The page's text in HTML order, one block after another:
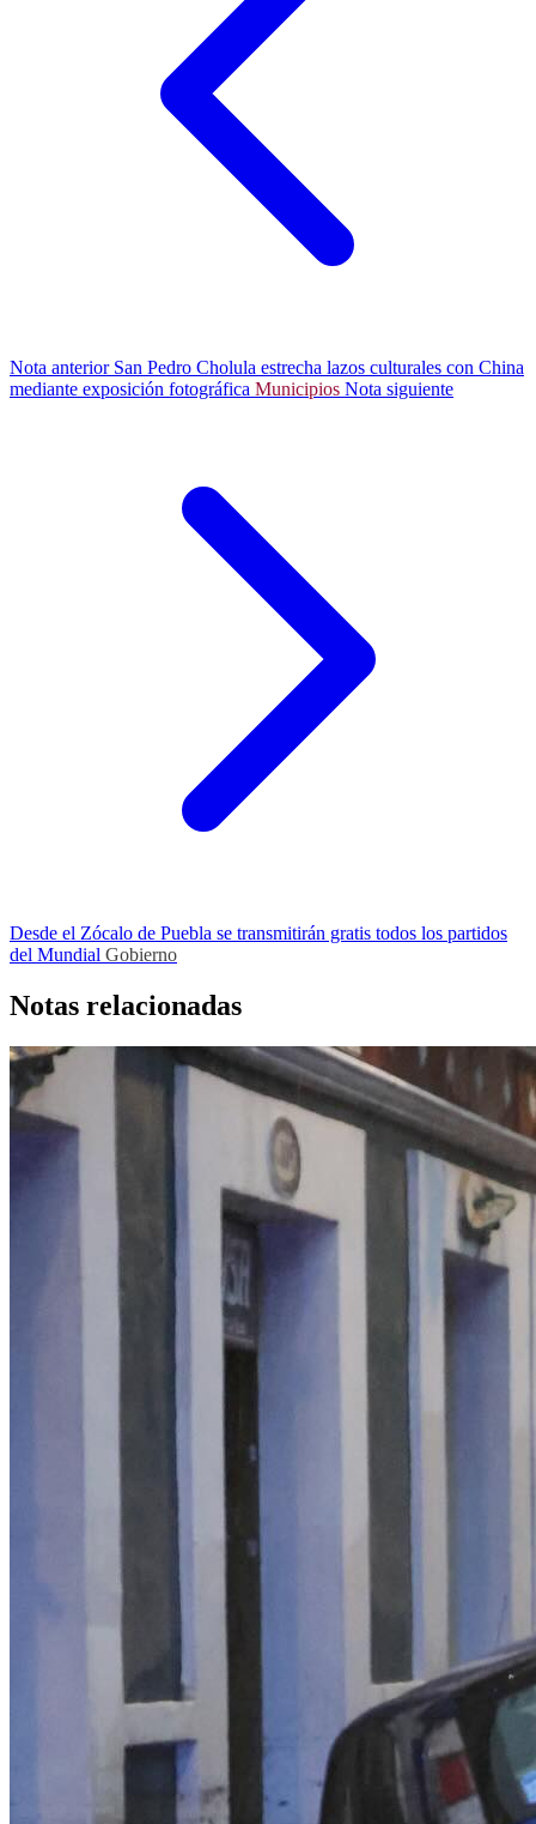
Nota anterior San Pedro Cholula estrecha lazos culturales con China
mediante exposición fotográfica Municipios Nota siguiente
Desde el Zócalo de Puebla se transmitirán gratis todos los partidos
del Mundial Gobierno
Notas relacionadas